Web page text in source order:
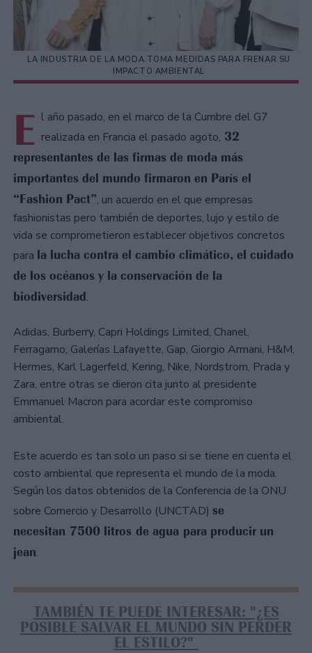
LA INDUSTRIA DE LA MODA TOMA MEDIDAS PARA FRENAR SU
IMPACTO AMBIENTAL
E l año pasado, en el marco de la Cumbre del G7
realizada en Francia el pasado agoto, 32
representantes de las firmas de moda más
importantes del mundo firmaron en París el
“Fashion Pact”, un acuerdo en el que empresas
fashionistas pero también de deportes, lujo y estilo de
vida se comprometieron establecer objetivos concretos
para la lucha contra el cambio climático, el cuidado
de los océanos y la conservación de la
biodiversidad.
Adidas, Burberry, Capri Holdings Limited, Chanel,
Ferragamo, Galerías Lafayette, Gap, Giorgio Armani, H&M,
Hermes, Karl Lagerfeld, Kering, Nike, Nordstrom, Prada y
Zara, entre otras se dieron cita junto al presidente
Emmanuel Macron para acordar este compromiso
ambiental.
Este acuerdo es tan solo un paso si se tiene en cuenta el
costo ambiental que representa el mundo de la moda.
Según los datos obtenidos de la Conferencia de la ONU
sobre Comercio y Desarrollo (UNCTAD) se
necesitan 7500 litros de agua para producir un
jean.
TAMBIÉN TE PUEDE INTERESAR: "¿ES
POSIBLE SALVAR EL MUNDO SIN PERDER
EL ESTILO?"